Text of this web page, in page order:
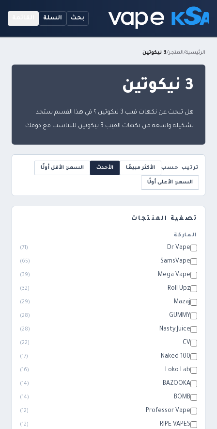
بحث السلة
الرئيسية/المتجر/3 نيكوتين
3 نيكوتين
هل تبحث عن نكهات فيب 3 نيكوتين ؟ في هذا القسم ستجد
تشكيلة واسعة من نكهات الفيب 3 نيكوتين للتناسب مع ذوقك
ترتيب حسب الأكثر مبيعًا الأحدث السعر: الأقل أولًا
السعر: الأعلى أولًا
تصفية المنتجات
الماركة
Dr Vape
(
71
)
SamsVape
(
65
)
Mega Vape
(
39
)
Roll Upz
(
32
)
Mazaj
(
29
)
GUMMY
(
28
)
Nasty Juice
(
28
)
CV
(
22
)
Naked 100
(
17
)
Loko Lab
(
16
)
BAZOOKA
(
14
)
BOMB
(
14
)
Professor Vape
(
12
)
RIPE VAPES
(
12
)